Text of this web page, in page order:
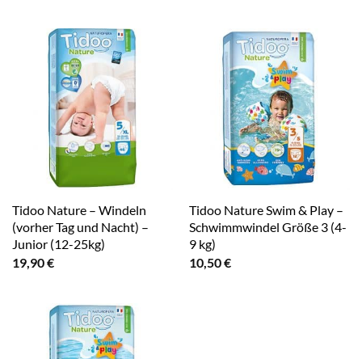
Tidoo Nature – Windeln
(vorher Tag und Nacht) –
Junior (12-25kg)
19,90€
Tidoo Nature Swim & Play –
Schwimmwindel Größe 3 (4-
9 kg)
10,50€